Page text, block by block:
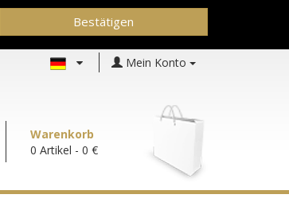
Bestätigen
Mein Konto
Warenkorb
0 Artikel - 0 €